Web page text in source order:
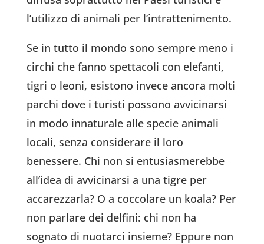
l’utilizzo di animali per l’intrattenimento.
Se in tutto il mondo sono sempre meno i
circhi che fanno spettacoli con elefanti,
tigri o leoni, esistono invece ancora molti
parchi dove i turisti possono avvicinarsi
in modo innaturale alle specie animali
locali, senza considerare il loro
benessere. Chi non si entusiasmerebbe
all’idea di avvicinarsi a una tigre per
accarezzarla? O a coccolare un koala? Per
non parlare dei delfini: chi non ha
sognato di nuotarci insieme? Eppure non